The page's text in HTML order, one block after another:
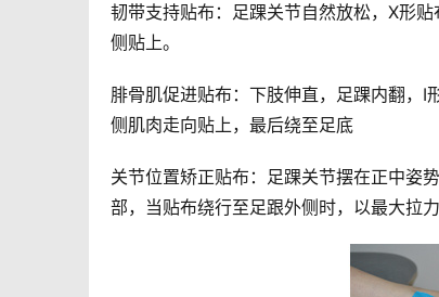
韧带支持贴布：足踝关节自然放松，X形
侧贴上。
腓骨肌促进贴布：下肢伸直，足踝内翻，
侧肌肉走向贴上，最后绕至足底
关节位置矫正贴布：足踝关节摆在正中姿
部，当贴布绕行至足跟外侧时，以最大拉力